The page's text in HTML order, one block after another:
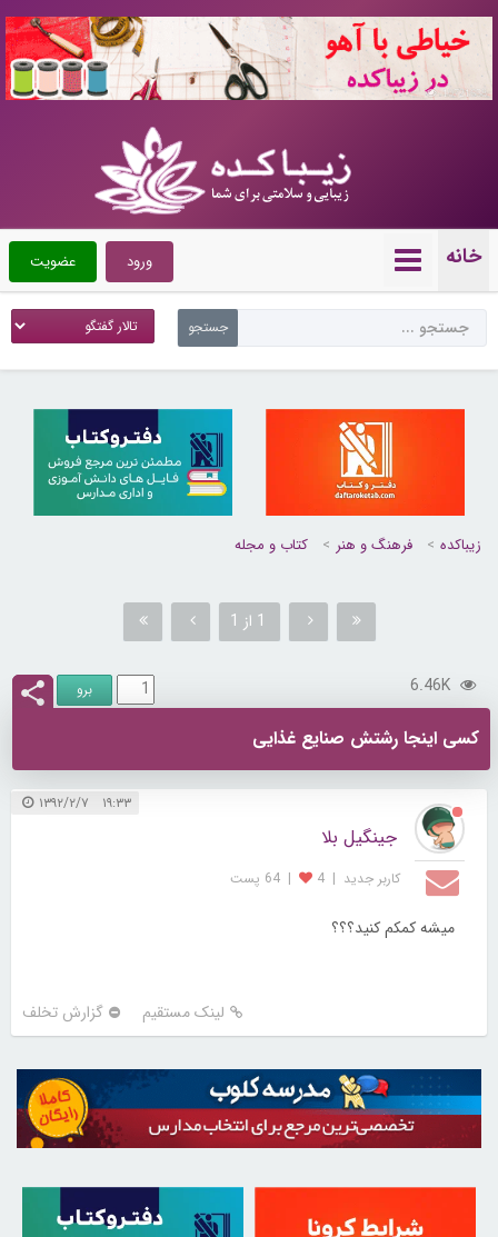
10721658
خانه عضویت ورود
زیباکده فرهنگ و هنر کتاب و مجله
1 از 1
6.46K
کسی اینجا رشتش صنایع غذایی
۱۹:۳۳ ۱۳۹۲/۲/۷
جینگیل بلا
کاربر جديد |
4
| 64 پست
میشه کمکم کنید؟؟؟
لینک مستقیم گزارش تخلف